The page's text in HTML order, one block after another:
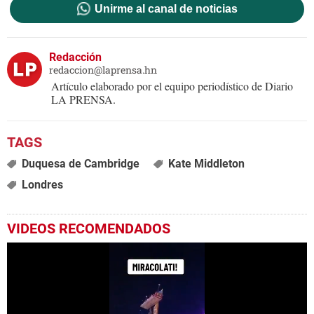
Unirme al canal de noticias
Redacción
redaccion@laprensa.hn
Artículo elaborado por el equipo periodístico de Diario
LA PRENSA.
Duquesa de Cambridge
Kate Middleton
Londres
VIDEOS RECOMENDADOS